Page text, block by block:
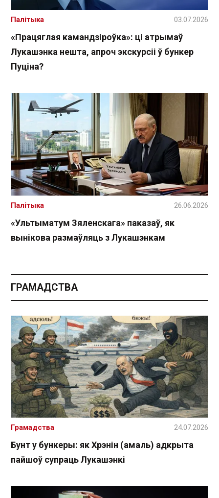
«Працяглая камандзіроўка»: ці атрымаў
Лукашэнка нешта, апроч экскурсіі ў бункер
Пуціна?
Палітыка 03.07.2026
«Ультыматум Зяленскага» паказаў, як
вынікова размаўляць з Лукашэнкам
Палітыка 26.06.2026
ГРАМАДСТВА
Бунт у бункеры: як Хрэнін (амаль) адкрыта
пайшоў супраць Лукашэнкі
Грамадства 24.07.2026